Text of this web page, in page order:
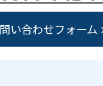
い合わせフォーム